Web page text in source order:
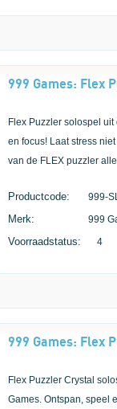
999 Games: Flex
Flex Puzzler solospel
en focus! Laat stress
van de FLEX puzzler
Productcode: 999-
Merk: 999
Voorraadstatus: 4
999 Games: Flex
Flex Puzzler Crystal
Games. Ontspan, speel